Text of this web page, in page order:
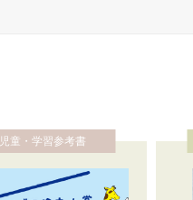
児童・学習参考書